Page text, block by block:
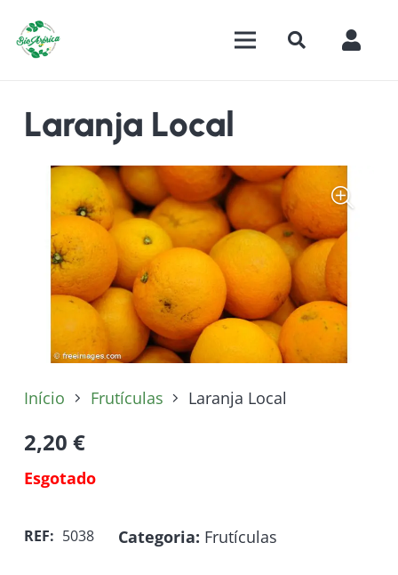
Laranja Local
Início Frutículas Laranja Local
2,20 €
Esgotado
REF: 5038 Categoria: Frutículas